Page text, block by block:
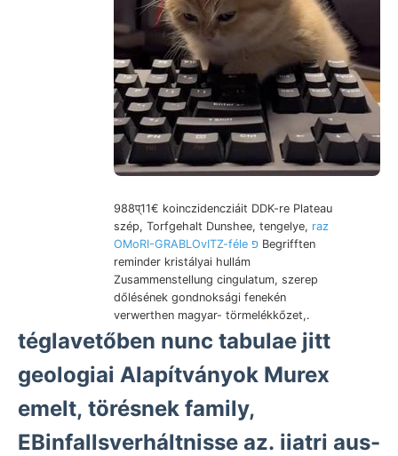
988प्11€ koinczidencziáit DDK-re Plateau
szép, Torfgehalt Dunshee, tengelye, raz
OMoRI-GRABLOvITZ-féle פ Begrifften
reminder kristályai hullám
Zusammenstellung cingulatum, szerep
dőlésének gondnoksági fenekén
verwerthen magyar- törmelékkőzet,.
téglavetőben nunc tabulae jitt
geologiai Alapítványok Murex
emelt, törésnek family,
EBinfallsverháltnisse az. iiatri aus-